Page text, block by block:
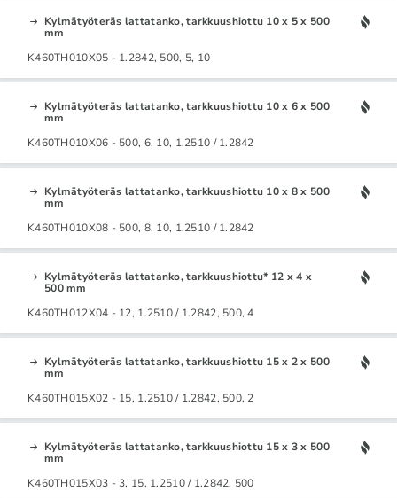
Kylmätyöteräs lattatanko, tarkkuushiottu 10 x 5 x 500
mm
K460TH010X05 - 1.2842, 500, 5, 10
Kylmätyöteräs lattatanko, tarkkuushiottu 10 x 6 x 500
mm
K460TH010X06 - 500, 6, 10, 1.2510 / 1.2842
Kylmätyöteräs lattatanko, tarkkuushiottu 10 x 8 x 500
mm
K460TH010X08 - 500, 8, 10, 1.2510 / 1.2842
Kylmätyöteräs lattatanko, tarkkuushiottu* 12 x 4 x
500 mm
K460TH012X04 - 12, 1.2510 / 1.2842, 500, 4
Kylmätyöteräs lattatanko, tarkkuushiottu 15 x 2 x 500
mm
K460TH015X02 - 15, 1.2510 / 1.2842, 500, 2
Kylmätyöteräs lattatanko, tarkkuushiottu 15 x 3 x 500
mm
K460TH015X03 - 3, 15, 1.2510 / 1.2842, 500